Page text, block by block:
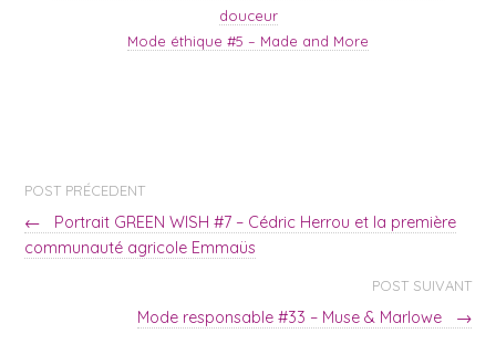
douceur
Mode éthique #5 – Made and More
POST PRÉCEDENT
←
Portrait GREEN WISH #7 – Cédric Herrou et la première
communauté agricole Emmaüs
POST SUIVANT
Mode responsable #33 – Muse & Marlowe →